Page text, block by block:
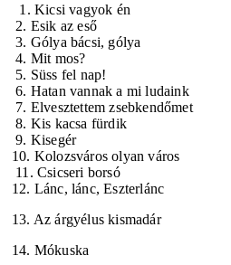
1. Kicsi vagyok én
2. Esik az eső
3. Gólya bácsi, gólya
4. Mit mos?
5. Süss fel nap!
6. Hatan vannak a mi ludaink
7. Elvesztettem zsebkendőmet
8. Kis kacsa fürdik
9. Kisegér
10. Kolozsváros olyan város
11. Csicseri borsó
12. Lánc, lánc, Eszterlánc
13. Az árgyélus kismadár
14. Mókuska